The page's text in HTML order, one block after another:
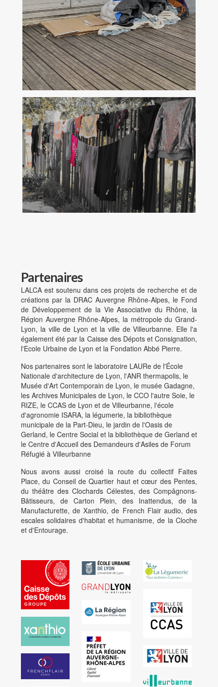
bains-douches.lalca.org
Carnet hypothèses
Refuges précaires
2023-2027
Métropole de Lyon
Partenaires
LALCA est soutenu dans ces projets de recherche et de
créations par la DRAC Auvergne Rhône-Alpes, le Fond
de Développement de la Vie Associative du Rhône, la
Région Auvergne Rhône-Alpes, la métropole du Grand-
Lyon, la ville de Lyon et la ville de Villeurbanne. Elle l'a
également été par la Caisse des Dépots et Consignation,
l'Ecole Urbaine de Lyon et la Fondation Abbé Pierre.
Nos partenaires sont le laboratoire LAURe de l'École
Nationale d'architecture de Lyon, l'ANR thermapolis, le
Musée d'Art Contemporain de Lyon, le musée Gadagne,
les Archives Municipales de Lyon, le CCO l'autre Soie, le
RIZE, le CCAS de Lyon et de Villeurbanne, l'école
d'agronomie ISARA, la légumerie, la bibliothèque
municipale de la Part-Dieu, le jardin de l'Oasis de
Gerland, le Centre Social et la bibliothèque de Gerland et
le Centre d'Accueil des Demandeurs d'Asiles de Forum
Réfugié à Villeurbanne
Nous avons aussi croisé la route du collectif Faites
Place, du Conseil de Quartier haut et cœur des Pentes,
du théâtre des Clochards Célestes, des Compâgnons-
Bâtisseurs, de Carton Plein, des Inattendus, de la
Manufacturette, de Xanthio, de French Flair audio, des
escales solidaires d'habitat et humanisme, de la Cloche
et d'Entourage.